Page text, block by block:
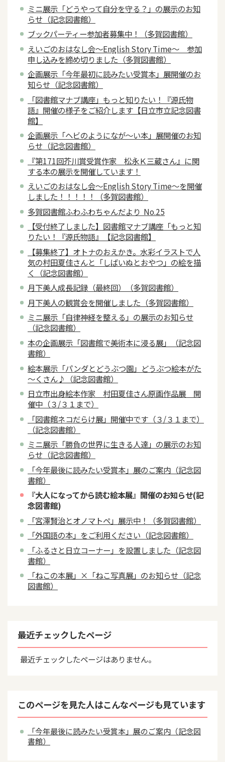
ミニ展示「どうやって自分を守る？」の展示のお知
らせ（記念図書館）
ブックパーティー参加者募集中！（多賀図書館）
えいごのおはなし会～English Story Time～ 参加
申し込みを締め切りました（多賀図書館）
企画展示「今年最初に読みたい受賞本」展開催のお
知らせ（記念図書館）
「図書館マナブ講座」もっと知りたい！『源氏物
語』開催の様子をご紹介します【日立市立記念図書
館】
企画展示「ヘビのようになが～い本」展開催のお知
らせ（記念図書館）
『第171回芥川賞受賞作家 松永Ｋ三蔵さん』に関
する本の展示を開催しています！
えいごのおはなし会～English Story Time～を開催
しました！！！！！（多賀図書館）
多賀図書館ふわふわちゃんだより No.25
【受付終了しました】図書館マナブ講座「もっと知
りたい！『源氏物語』【記念図書館】
【募集終了】オトナのおえかき。水彩イラストで人
気の村田夏佳さんと「しばいぬとおやつ」の絵を描
く（記念図書館）
月下美人成長記録（最終回）（多賀図書館）
月下美人の観賞会を開催しました（多賀図書館）
ミニ展示「自律神経を整える」の展示のお知らせ
（記念図書館）
本の企画展示「図書館で美術本に浸る展」（記念図
書館）
絵本展示「パンダとどうぶつ園」どうぶつ絵本がた
～くさん♪（記念図書館）
日立市出身絵本作家 村田夏佳さん原画作品展 開
催中（３/３１まで）
「図書館ネコだらけ展」開催中です（３/３１まで）
（記念図書館）
ミニ展示「勝負の世界に生きる人達」の展示のお知
らせ（記念図書館）
「今年最後に読みたい受賞本」展のご案内（記念図
書館）
『大人になってから読む絵本展』開催のお知らせ(記
念図書館)
「宮澤賢治とオノマトペ」展示中！（多賀図書館）
「外国語の本」をご利用ください（記念図書館）
「ふるさと日立コーナー」を設置しました（記念図
書館）
「ねこの本展」×「ねこ写真展」のお知らせ（記念
図書館）
最近チェックしたページ
最近チェックしたページはありません。
このページを見た人はこんなページも見ています
「今年最後に読みたい受賞本」展のご案内（記念図
書館）